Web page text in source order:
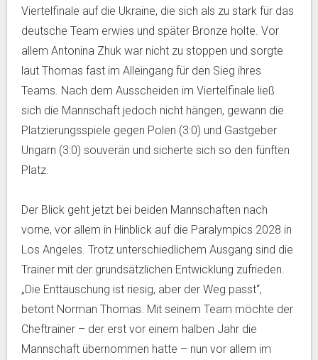
Viertelfinale auf die Ukraine, die sich als zu stark für das
deutsche Team erwies und später Bronze holte. Vor
allem Antonina Zhuk war nicht zu stoppen und sorgte
laut Thomas fast im Alleingang für den Sieg ihres
Teams. Nach dem Ausscheiden im Viertelfinale ließ
sich die Mannschaft jedoch nicht hängen, gewann die
Platzierungsspiele gegen Polen (3:0) und Gastgeber
Ungarn (3:0) souverän und sicherte sich so den fünften
Platz.
Der Blick geht jetzt bei beiden Mannschaften nach
vorne, vor allem in Hinblick auf die Paralympics 2028 in
Los Angeles. Trotz unterschiedlichem Ausgang sind die
Trainer mit der grundsätzlichen Entwicklung zufrieden.
„Die Enttäuschung ist riesig, aber der Weg passt“,
betont Norman Thomas. Mit seinem Team möchte der
Cheftrainer – der erst vor einem halben Jahr die
Mannschaft übernommen hatte – nun vor allem im